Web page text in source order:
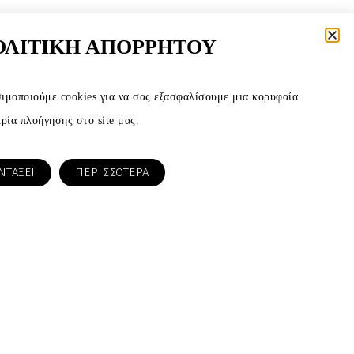
ΑΠΟΡΡΗΤΟΥ
cookies για να σας εξασφαλίσουμε μια κορυφαία
πλοήγησης στο site μας.
ΠΕΡΙΣΣΟΤΕΡΑ